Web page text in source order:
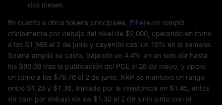
dos meses.
En cuanto a otros tokens principales, Ethereum rompió
oficialmente por debajo del nivel de $2,000, operando en torno
a los $1,988 el 2 de junio y cayendo casi un 10% en la semana.
Solana amplió su caída, bajando un 4.4% en un solo día hasta
los $80.08 tras la publicación del PCE el 28 de mayo, y operó
en torno a los $79.76 el 2 de junio. XRP se mantuvo en rango
entre $1.28 y $1.36, limitado por la resistencia en $1.45, antes
de caer por debajo de los $1.30 el 2 de junio junto con el